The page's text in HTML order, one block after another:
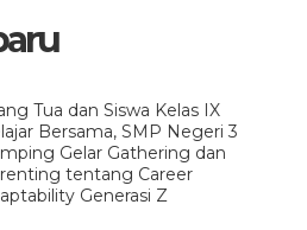
Tua dan Siswa Kelas IX
Bersama, SMP Negeri 3
Gelar Gathering dan
tentang Career
Generasi Z